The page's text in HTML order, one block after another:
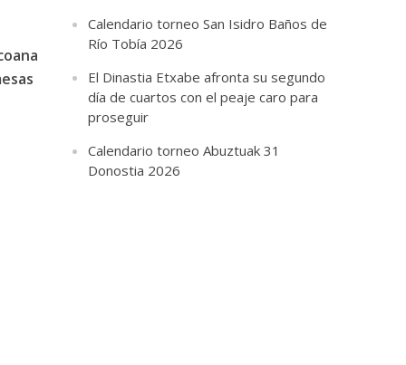
Calendario torneo San Isidro Baños de
Río Tobía 2026
El Dinastia Etxabe afronta su segundo
día de cuartos con el peaje caro para
proseguir
Calendario torneo Abuztuak 31
Donostia 2026